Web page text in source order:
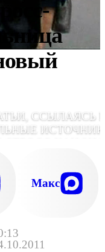
ССЫЛАЯСЬ
КАН
Макс